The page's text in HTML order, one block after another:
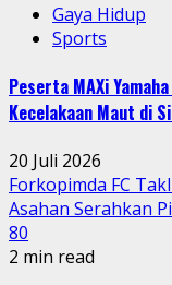
Gaya Hidup
Sports
Peserta MAXi
Kecelakaan Maut di
20 Juli 2026
Forkopimda FC
Asahan Serahkan
80
2 min read